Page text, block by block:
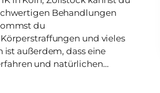
Behandlungen
du
und vieles
ist außerdem, dass eine
und natürlichen